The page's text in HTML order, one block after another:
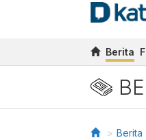
Berita
Berita